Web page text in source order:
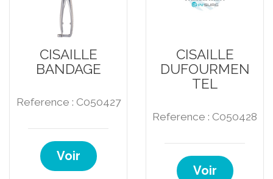
CISAILLE
BANDAGE
Reference : C050427
Voir
CISAILLE
DUFOURMEN
TEL
Reference : C050428
Voir